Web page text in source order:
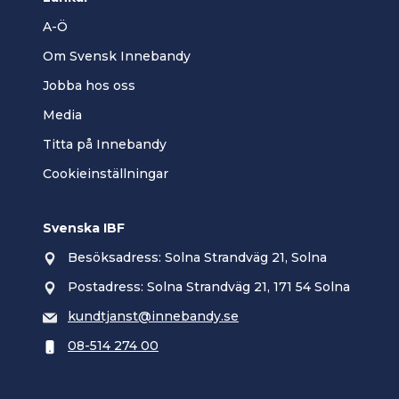
A-Ö
Om Svensk Innebandy
Jobba hos oss
Media
Titta på Innebandy
Cookieinställningar
Svenska IBF
Besöksadress: Solna Strandväg 21, Solna
Postadress: Solna Strandväg 21, 171 54 Solna
kundtjanst@innebandy.se
08-514 274 00